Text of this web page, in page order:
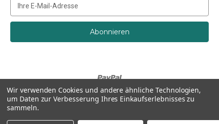
M
i
r
e
© 2026 Kiezkinder
Wir verwenden Cookies und andere ähnliche Technologien,
um Daten zur Verbesserung Ihres Einkaufserlebnisses zu
sammeln.